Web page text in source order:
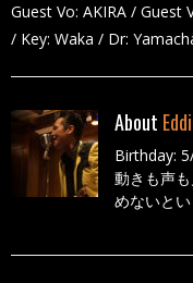
Guest Vo: AKIRA / Guest
/ Key: Waka / Dr:
About
Birthday:
動きも声
めないとい